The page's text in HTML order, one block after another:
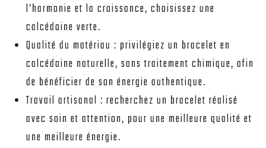
l’harmonie et la croissance, choisissez une
calcédoine verte.
Qualité du matériau : privilégiez un bracelet en
calcédoine naturelle, sans traitement chimique, afin
de bénéficier de son énergie authentique.
Travail artisanal : recherchez un bracelet réalisé
avec soin et attention, pour une meilleure qualité et
une meilleure énergie.